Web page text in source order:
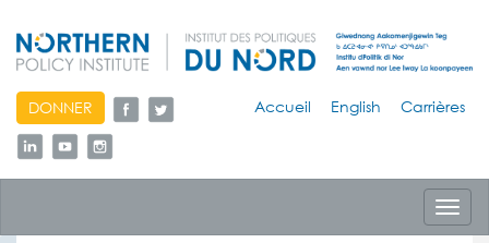
skip
to
content
DONNER Accueil English Carrières